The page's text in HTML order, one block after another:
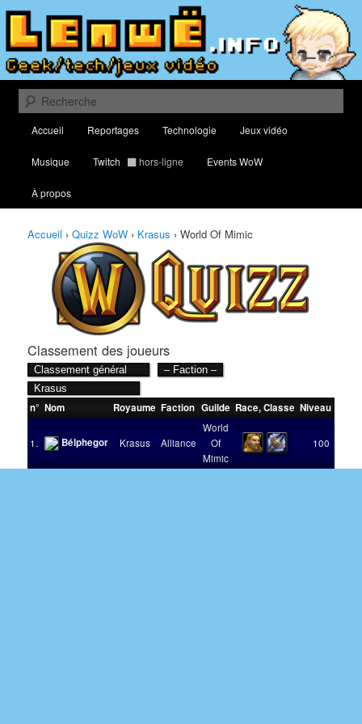
Aller
contenu
principal
Aller
contenu
secondaireLenwë – Culture geek, tech et jeux
vidéo
Classement des meilleurs joueurs au Quizz World of Warcraft
Recherche
principal
Accueil Reportages Technologie Jeux vidéo
Musique Twitch hors-ligne Events WoW
À propos
Accueil › Quizz WoW › Krasus › World Of Mimic
Classement des joueurs
n° Nom Royaume Faction Guilde Race,Classe Niveau
1. Bélphegor Krasus Alliance
World
Of
Mimic
100